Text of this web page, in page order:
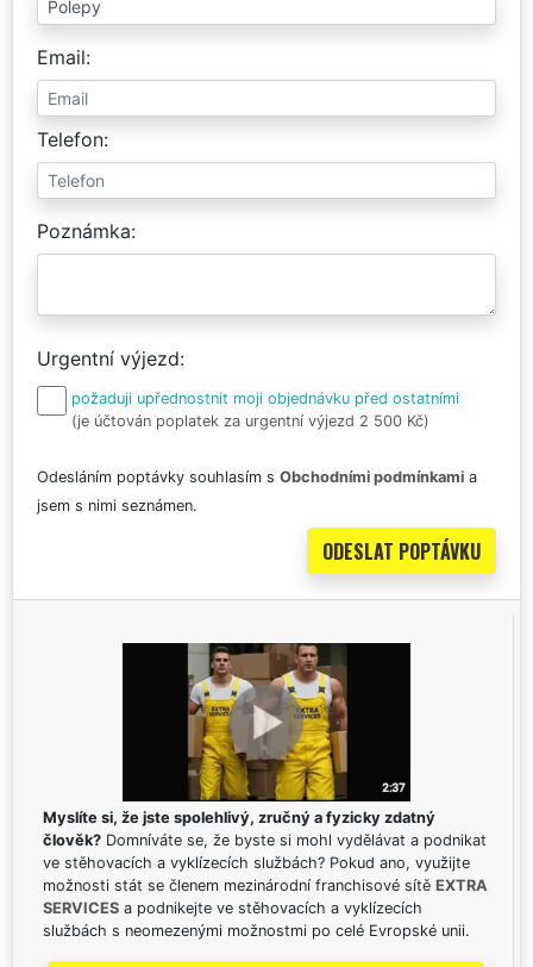
Email
Telefon
Poznámka
Urgentní výjezd
požaduji upřednostnit moji objednávku před ostatními
(je účtován poplatek za urgentní výjezd 2 500 Kč)
Odesláním poptávky souhlasím s Obchodními podmínkami a
jsem s nimi seznámen.
Myslíte si, že jste spolehlivý, zručný a fyzicky zdatný
člověk? Domníváte se, že byste si mohl vydělávat a podnikat
ve stěhovacích a vyklízecích službách? Pokud ano, využijte
možnosti stát se členem mezinárodní franchisové sítě EXTRA
SERVICES a podnikejte ve stěhovacích a vyklízecích
službách s neomezenými možnostmi po celé Evropské unii.